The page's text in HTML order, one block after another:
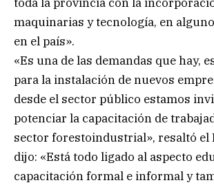
maquinarias y tecnología, en
en el país».
«Es una de las demandas que hay,
para la instalación de nuevos
desde el sector público estamos
potenciar la capacitación de
sector forestoindustrial», resaltó el
dijo: «Está todo ligado al aspecto
capacitación formal e informal y